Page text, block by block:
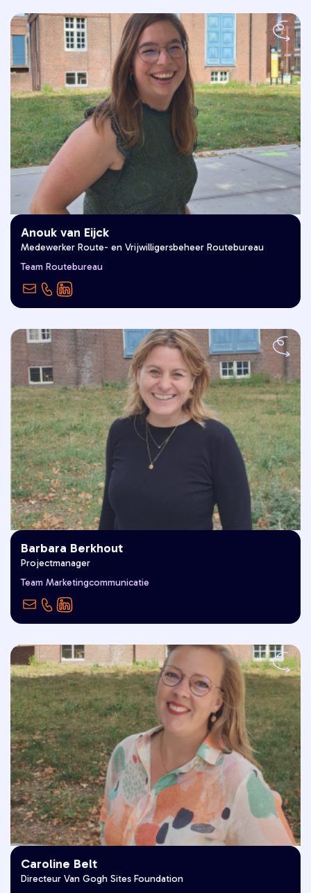
"Goed Leven is voor mij samen
genieten van mooie momenten."
Anouk van Eijck
Medewerker Route- en Vrijwilligersbeheer Routebureau
Team Routebureau
"Goed Leven is voor mij dauwtrappen
Barbara Berkhout
Projectmanager
Team Marketingcommunicatie
Caroline Belt
Directeur Van Gogh Sites Foundation